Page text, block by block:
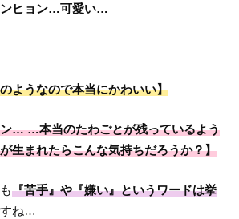
ンヒョン…可愛い…
ようなので本当にかわいい】
… …本当のたわごとが残っているよう
生まれたらこんな気持ちだろうか？】
『苦手』や『嫌い』というワードは挙
すね…